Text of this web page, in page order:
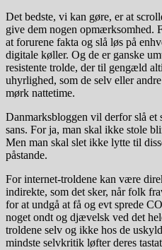
Det bedste, vi kan gøre, er at
give dem nogen opmærksomhed.
at forurene fakta og slå løs på
digitale køller. Og de er ganske
resistente trolde, der til gengæld
uhyrlighed, som de selv eller
mørk nattetime.
Danmarksbloggen vil derfor slå
sans. For ja, man skal ikke stole
Men man skal slet ikke lytte til
påstande.
For internet-troldene kan være
indirekte, som det sker, når folk
for at undgå at få og evt sprede
noget ondt og djævelsk ved det
troldene selv og ikke hos de
mindste selvkritik løfter deres